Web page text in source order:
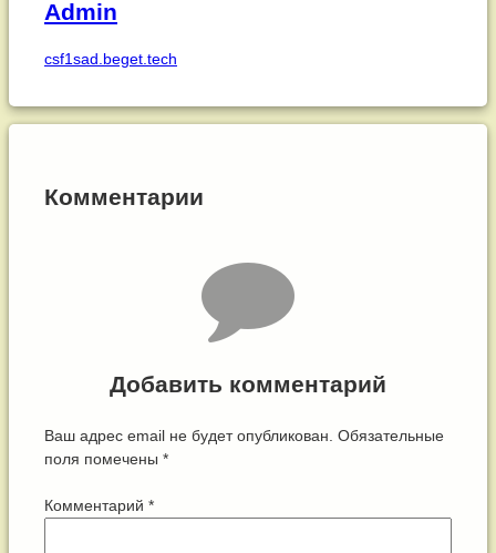
Admin
csf1sad.beget.tech
Комментарии
Добавить комментарий
Ваш адрес email не будет опубликован. Обязательные
поля помечены *
Комментарий *